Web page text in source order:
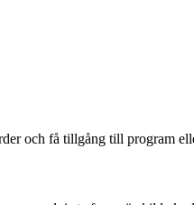
och få tillgång till program